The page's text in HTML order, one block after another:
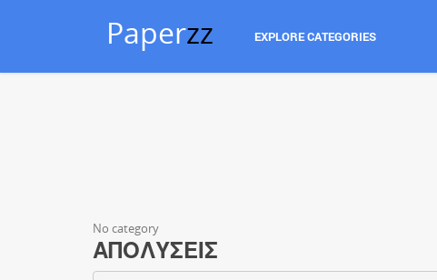
Paperzz EXPLORE CATEGORIES
No category
ΑΠΟΛΥΣΕΙΣ